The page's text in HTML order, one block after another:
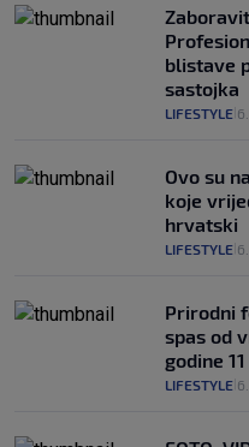
blistave
sastojka
LIFESTYLE
Ovo su
koje
hrvatski
LIFESTYLE
Prirodni
spas od
godine
LIFESTYLE